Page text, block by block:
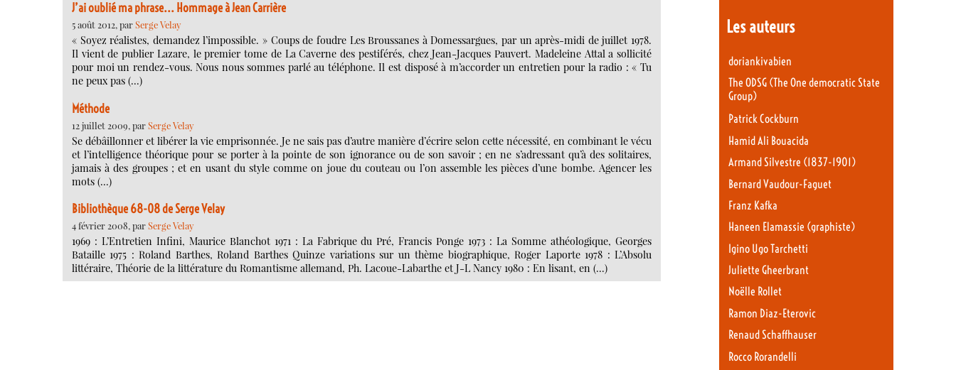
J’ai oublié ma phrase... Hommage à Jean Carrière
5 août 2012, parSerge Velay
« Soyez réalistes, demandez l’impossible. » Coups de foudre Les Broussanes à Domessargues, par un après-midi de juillet 1978.
Il vient de publier Lazare, le premier tome de La Caverne des pestiférés, chez Jean-Jacques Pauvert. Madeleine Attal a sollicité
pour moi un rendez-vous. Nous nous sommes parlé au téléphone. Il est disposé à m’accorder un entretien pour la radio : « Tu
ne peux pas (…)
Méthode
12 juillet 2009, parSerge Velay
Se débâillonner et libérer la vie emprisonnée. Je ne sais pas d’autre manière d’écrire selon cette nécessité, en combinant le vécu
et l’intelligence théorique pour se porter à la pointe de son ignorance ou de son savoir ; en ne s’adressant qu’à des solitaires,
jamais à des groupes ; et en usant du style comme on joue du couteau ou l’on assemble les pièces d’une bombe. Agencer les
mots (…)
Bibliothèque 68-08 de Serge Velay
4 février 2008, parSerge Velay
1969 : L’Entretien Infini, Maurice Blanchot 1971 : La Fabrique du Pré, Francis Ponge 1973 : La Somme athéologique, Georges
Bataille 1975 : Roland Barthes, Roland Barthes Quinze variations sur un thème biographique, Roger Laporte 1978 : L’Absolu
littéraire, Théorie de la littérature du Romantisme allemand, Ph. Lacoue-Labarthe et J-L Nancy 1980 : En lisant, en (…)
Les auteurs
doriankivabien
The ODSG (The One democratic State
Group)
Patrick Cockburn
Hamid Ali Bouacida
Armand Silvestre (1837-1901)
Bernard Vaudour-Faguet
Franz Kafka
Haneen Elamassie (graphiste)
Igino Ugo Tarchetti
Juliette Gheerbrant
Noëlle Rollet
Ramon Diaz-Eterovic
Renaud Schaffhauser
Rocco Rorandelli